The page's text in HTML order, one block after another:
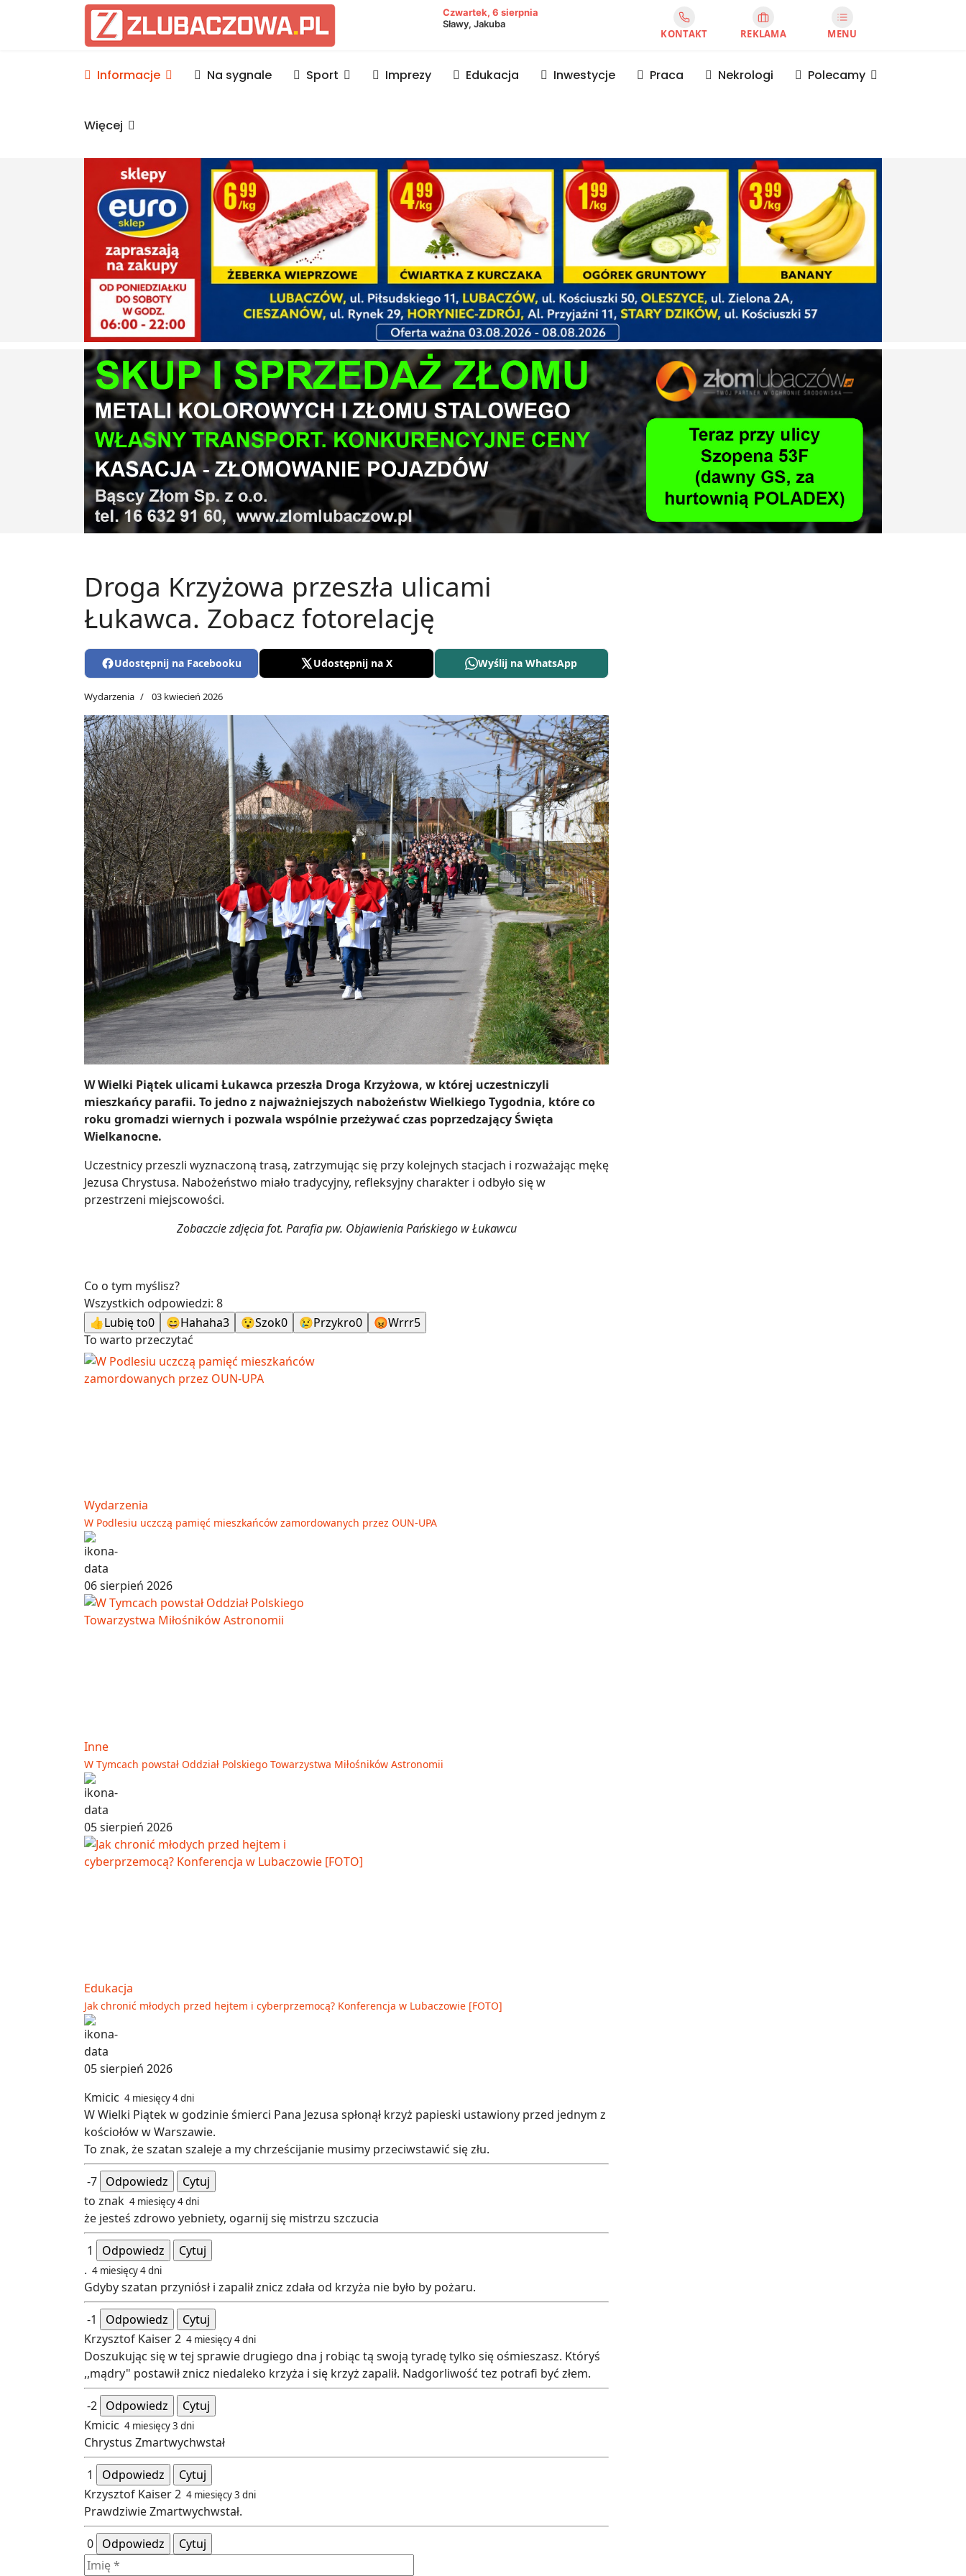
Informacje Lubaczów, powiat lubaczowski
Czwartek, 6 sierpnia
Sławy, Jakuba
KONTAKT REKLAMA MENU
Informacje Na sygnale Sport Imprezy Edukacja Inwestycje Praca Nekrologi Polecamy
Więcej
Droga Krzyżowa przeszła ulicami
Łukawca. Zobacz fotorelację
Udostępnij na Facebooku Udostępnij na X Wyślij na WhatsApp
Wydarzenia 03 kwiecień 2026
W Wielki Piątek ulicami Łukawca przeszła Droga Krzyżowa, w której uczestniczyli
mieszkańcy parafii. To jedno z najważniejszych nabożeństw Wielkiego Tygodnia, które co
roku gromadzi wiernych i pozwala wspólnie przeżywać czas poprzedzający Święta
Wielkanocne.
Uczestnicy przeszli wyznaczoną trasą, zatrzymując się przy kolejnych stacjach i rozważając mękę
Jezusa Chrystusa. Nabożeństwo miało tradycyjny, refleksyjny charakter i odbyło się w
przestrzeni miejscowości.
Zobaczcie zdjęcia fot. Parafia pw. Objawienia Pańskiego w Łukawcu
Co o tym myślisz?
Wszystkich odpowiedzi: 8
👍Lubię to0 😄Hahaha3 😯Szok0 😢Przykro0 😡Wrrr5
To warto przeczytać
Wydarzenia
W Podlesiu uczczą pamięć mieszkańców zamordowanych przez OUN-UPA
06 sierpień 2026
Inne
W Tymcach powstał Oddział Polskiego Towarzystwa Miłośników Astronomii
05 sierpień 2026
Edukacja
Jak chronić młodych przed hejtem i cyberprzemocą? Konferencja w Lubaczowie [FOTO]
05 sierpień 2026
Kmicic 4 miesięcy 4 dni
W Wielki Piątek w godzinie śmierci Pana Jezusa spłonął krzyż papieski ustawiony przed jednym z
kościołów w Warszawie.
To znak, że szatan szaleje a my chrześcijanie musimy przeciwstawić się złu.
-7 Odpowiedz
Cytuj
to znak 4 miesięcy 4 dni
że jesteś zdrowo yebniety, ogarnij się mistrzu szczucia
1 Odpowiedz
Cytuj
. 4 miesięcy 4 dni
Gdyby szatan przyniósł i zapalił znicz zdała od krzyża nie było by pożaru.
-1 Odpowiedz
Cytuj
Krzysztof Kaiser 2 4 miesięcy 4 dni
Doszukując się w tej sprawie drugiego dna j robiąc tą swoją tyradę tylko się ośmieszasz. Któryś
,,mądry" postawił znicz niedaleko krzyża i się krzyż zapalił. Nadgorliwość tez potrafi być złem.
-2 Odpowiedz
Cytuj
Kmicic 4 miesięcy 3 dni
Chrystus Zmartwychwstał
1 Odpowiedz
Cytuj
Krzysztof Kaiser 2 4 miesięcy 3 dni
Prawdziwie Zmartwychwstał.
0 Odpowiedz Cytuj